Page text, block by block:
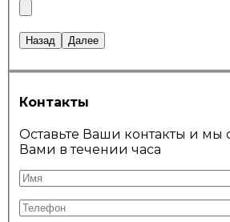
Назад Далее
Контакты
Оставьте Ваши контакты и мы
Вами в течении часа